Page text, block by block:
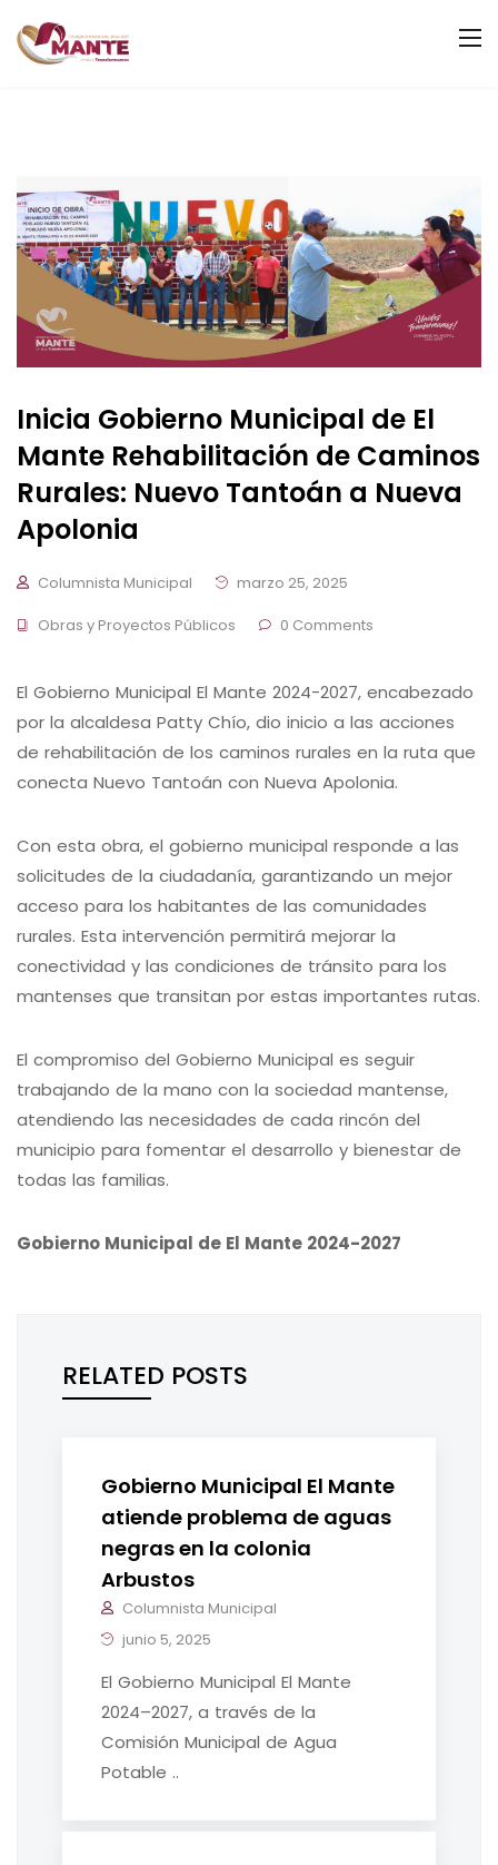
Inicia Gobierno Municipal de El
Mante Rehabilitación de Caminos
Rurales: Nuevo Tantoán a Nueva
Apolonia
Columnista Municipal
marzo 25, 2025
Obras y Proyectos Públicos
0 Comments
El Gobierno Municipal El Mante 2024-2027, encabezado
por la alcaldesa Patty Chío, dio inicio a las acciones
de rehabilitación de los caminos rurales en la ruta que
conecta Nuevo Tantoán con Nueva Apolonia.
Con esta obra, el gobierno municipal responde a las
solicitudes de la ciudadanía, garantizando un mejor
acceso para los habitantes de las comunidades
rurales. Esta intervención permitirá mejorar la
conectividad y las condiciones de tránsito para los
mantenses que transitan por estas importantes rutas.
El compromiso del Gobierno Municipal es seguir
trabajando de la mano con la sociedad mantense,
atendiendo las necesidades de cada rincón del
municipio para fomentar el desarrollo y bienestar de
todas las familias.
Gobierno Municipal de El Mante 2024-2027
RELATED POSTS
Gobierno Municipal El Mante
atiende problema de aguas
negras en la colonia
Arbustos
Columnista Municipal
junio 5, 2025
El Gobierno Municipal El Mante
2024–2027, a través de la
Comisión Municipal de Agua
Potable ..